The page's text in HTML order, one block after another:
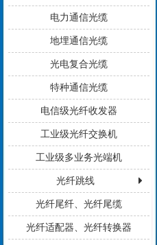
电力通信光缆
地埋通信光缆
光电复合光缆
特种通信光缆
电信级光纤收发器
工业级光纤交换机
工业级多业务光端机

光纤跳线
光纤尾纤、光纤尾缆
光纤适配器、光纤转换器